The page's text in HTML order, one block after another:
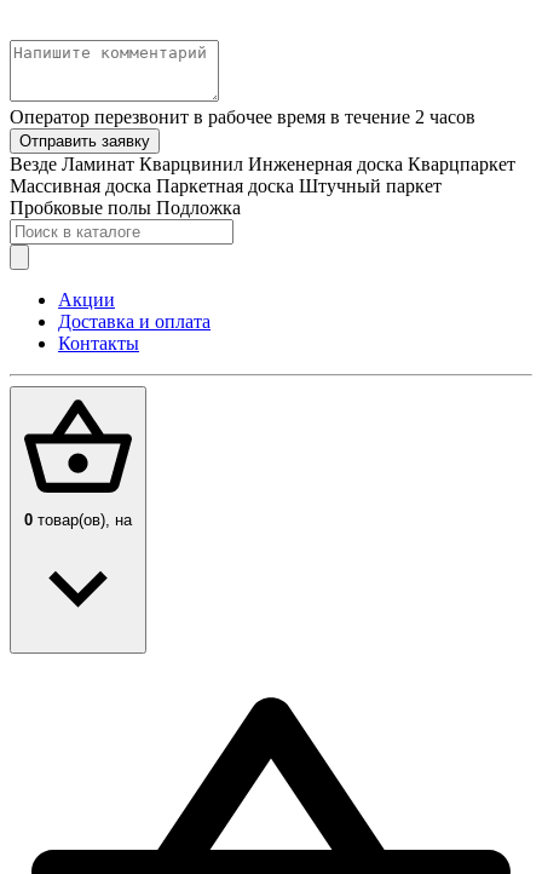
Оператор перезвонит в рабочее время в течение 2 часов
Отправить заявку
Везде Ламинат Кварцвинил Инженерная доска Кварцпаркет
Массивная доска Паркетная доска Штучный паркет
Пробковые полы Подложка
Акции
Доставка и оплата
Контакты
0 товар(ов), на